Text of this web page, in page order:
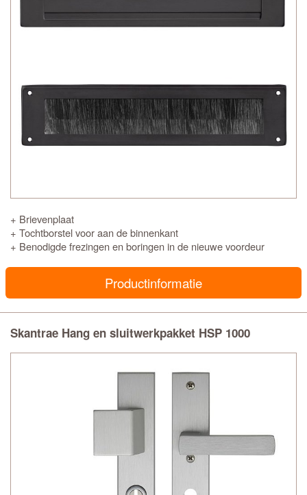
+ Brievenplaat
+ Tochtborstel voor aan de binnenkant
+ Benodigde frezingen en boringen in de nieuwe voordeur
Productinformatie
Skantrae Hang en sluitwerkpakket HSP 1000